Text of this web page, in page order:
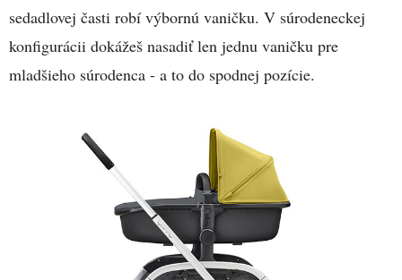
sedadlovej časti robí výbornú vaničku. V súrodeneckej
konfigurácii dokážeš nasadiť len jednu vaničku pre
mladšieho súrodenca - a to do spodnej pozície.